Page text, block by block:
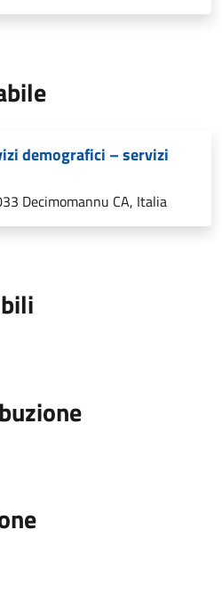
demografici – servizi
Decimomannu CA, Italia